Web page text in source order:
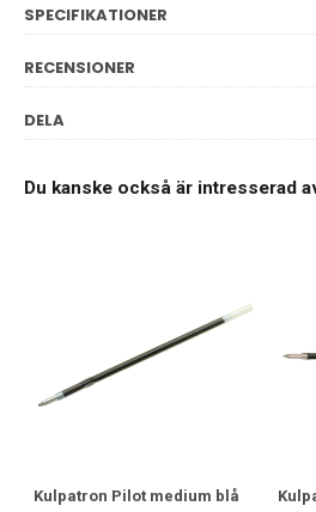
SPECIFIKATIONER
RECENSIONER
DELA
Du kanske också är intresserad
Kulpatron Pilot medium blå